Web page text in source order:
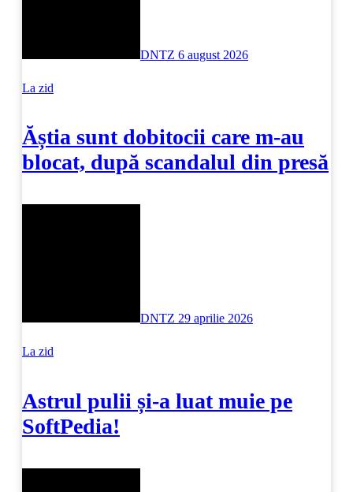
DNTZ 6 august 2026
La zid
Ăștia sunt dobitocii care m-au
blocat, după scandalul din presă
DNTZ 29 aprilie 2026
La zid
Astrul pulii și-a luat muie pe
SoftPedia!